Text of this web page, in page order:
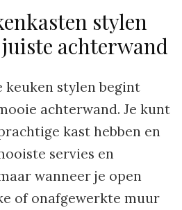
stylen
achterwand
keuken stylen begint
achterwand. Je kunt
kast hebben en
servies en
wanneer je open
of onafgewerkte muur